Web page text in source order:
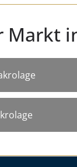
Markt